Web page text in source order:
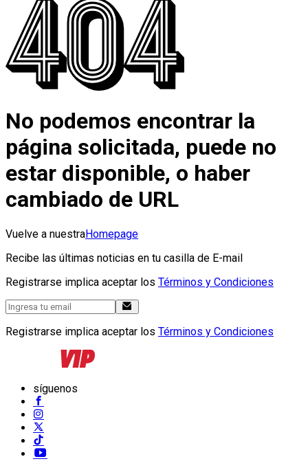
No podemos encontrar la
página solicitada, puede no
estar disponible, o haber
cambiado de URL
Vuelve a nuestraHomepage
Recibe las últimas noticias en tu casilla de E-mail
Registrarse implica aceptar los Términos y Condiciones
Registrarse implica aceptar los Términos y Condiciones
síguenos